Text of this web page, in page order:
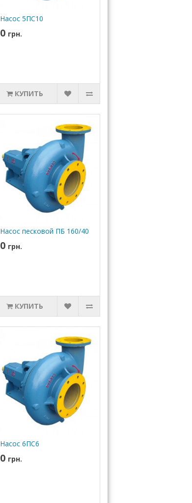
Насос 5ПС10
0 грн.
КУПИТЬ
Насос песковой ПБ 160/40
0 грн.
КУПИТЬ
Насос 6ПС6
0 грн.